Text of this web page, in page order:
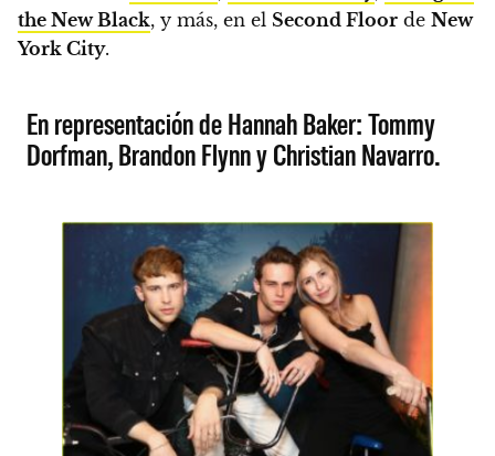
the New Black, y más, en el Second Floor de New
York City.
En representación de Hannah Baker: Tommy
Dorfman, Brandon Flynn y Christian Navarro.